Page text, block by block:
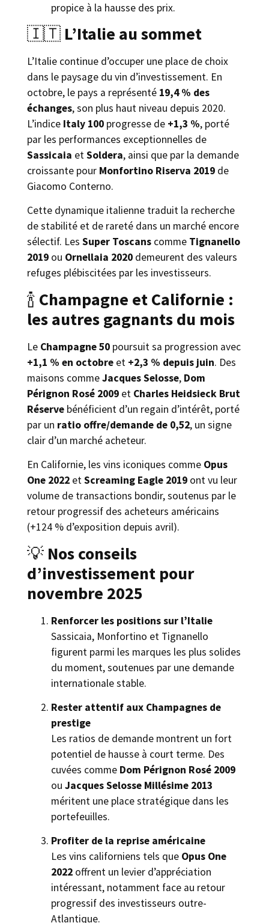
propice à la hausse des prix.
🇮🇹 L’Italie au sommet
L’Italie continue d’occuper une place de choix
dans le paysage du vin d’investissement. En
octobre, le pays a représenté 19,4 % des
échanges, son plus haut niveau depuis 2020.
L’indice Italy 100 progresse de +1,3 %, porté
par les performances exceptionnelles de
Sassicaia etSoldera, ainsi que par la demande
croissante pour Monfortino Riserva 2019 de
Giacomo Conterno.
Cette dynamique italienne traduit la recherche
de stabilité et de rareté dans un marché encore
sélectif. Les Super Toscans comme Tignanello
2019 ou Ornellaia 2020 demeurent des valeurs
refuges plébiscitées par les investisseurs.
🍾 Champagne et Californie :
les autres gagnants du mois
Le Champagne 50 poursuit sa progression avec
+1,1 % en octobre et +2,3 % depuis juin. Des
maisons commeJacques Selosse, Dom
Pérignon Rosé 2009 et Charles Heidsieck Brut
Réserve bénéficient d’un regain d’intérêt, porté
par un ratio offre/demande de 0,52, un signe
clair d’un marché acheteur.
En Californie, les vins iconiques comme Opus
One 2022 etScreaming Eagle 2019 ont vu leur
volume de transactions bondir, soutenus par le
retour progressif des acheteurs américains
(+124 % d’exposition depuis avril).
💡 Nos conseils
d’investissement pour
novembre 2025
Renforcer les positions sur l’Italie
Sassicaia, Monfortino et Tignanello
figurent parmi les marques les plus solides
du moment, soutenues par une demande
internationale stable.
Rester attentif aux Champagnes de
prestige
Les ratios de demande montrent un fort
potentiel de hausse à court terme. Des
cuvées comme Dom Pérignon Rosé 2009
ou Jacques Selosse Millésime 2013
méritent une place stratégique dans les
portefeuilles.
Profiter de la reprise américaine
Les vins californiens tels que Opus One
2022 offrent un levier d’appréciation
intéressant, notamment face au retour
progressif des investisseurs outre-
Atlantique.